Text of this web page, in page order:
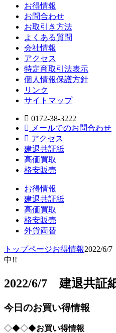
お得情報
お問合わせ
お取引き方法
よくある質問
会社情報
アクセス
特定商取引法表示
個人情報保護方針
リンク
サイトマップ
0172-38-3222
メールでのお問合わせ
アクセス
建退共証紙
高価買取
格安販売
お得情報
建退共証紙
高価買取
格安販売
外貨両替
トップページお得情報2022/6/
中!!
2022/6/7 建退共証
今日のお買い得情報
◇◆◇◆お買い得情報